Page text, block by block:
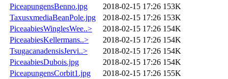
PiceapungensBenno.jpg
2018-02-15 17:26 153K
TaxusxmediaBeanPole.jpg
2018-02-15 17:26 153K
PiceaabiesWinglesWee..>
2018-02-15 17:26 154K
PiceaabiesKellermans..>
2018-02-15 17:26 154K
TsugacanadensisJervi..>
2018-02-15 17:26 154K
PiceaabiesDubois.jpg
2018-02-15 17:26 154K
PiceapungensCorbit1.jpg
2018-02-15 17:26 155K